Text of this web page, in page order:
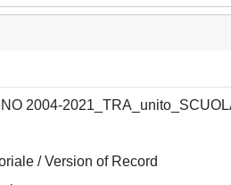
2004-
/ Version of Record